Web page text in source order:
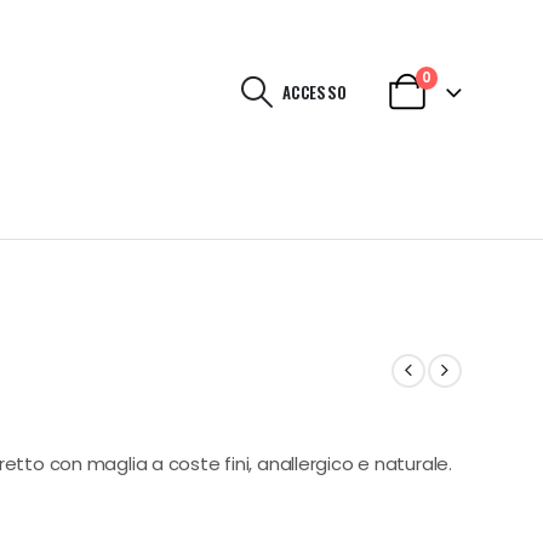
ACCESSO
0
con maglia a coste fini, anallergico e naturale.